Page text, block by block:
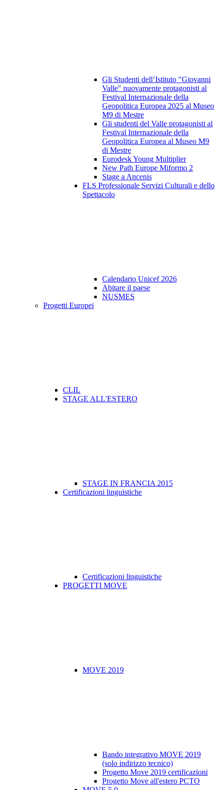
Gli Studenti dell’Istituto "Giovanni
Valle" nuovamente protagonisti al
Festival Internazionale della
Geopolitica Europea 2025 al Museo
M9 di Mestre
Gli studenti del Valle protagonisti al
Festival Internazionale della
Geopolitica Europea al Museo M9
di Mestre
Eurodesk Young Multiplier
New Path Europe Miformo 2
Stage a Ancenis
FLS Professionale Servizi Culturali e dello
Spettacolo
Calendario Unicef 2026
Abitare il paese
NUSMES
Progetti Europei
CLIL
STAGE ALL'ESTERO
STAGE IN FRANCIA 2015
Certificazioni linguistiche
Certificazioni linguistiche
PROGETTI MOVE
MOVE 2019
Bando integrativo MOVE 2019
(solo indirizzo tecnico)
Progetto Move 2019 certificazioni
Progetto Move all'estero PCTO